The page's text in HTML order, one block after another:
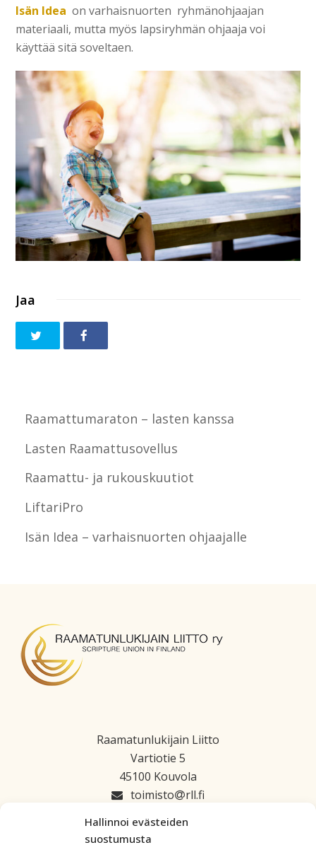
Hallinnoi evästeiden
suostumusta
Isän Idea on varhaisnuorten ryhmänohjaajan
materiaali, mutta myös lapsiryhmän ohjaaja voi
käyttää sitä soveltaen.
Jaa
Raamattumaraton – lasten kanssa
Lasten Raamattusovellus
Raamattu- ja rukouskuutiot
LiftariPro
Isän Idea – varhaisnuorten ohjaajalle
Raamatunlukijain Liitto
Vartiotie 5
45100 Kouvola
toimisto
rll.fi